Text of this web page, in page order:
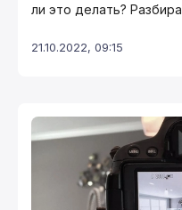
ли это делать?
21.10.2022, 09:15